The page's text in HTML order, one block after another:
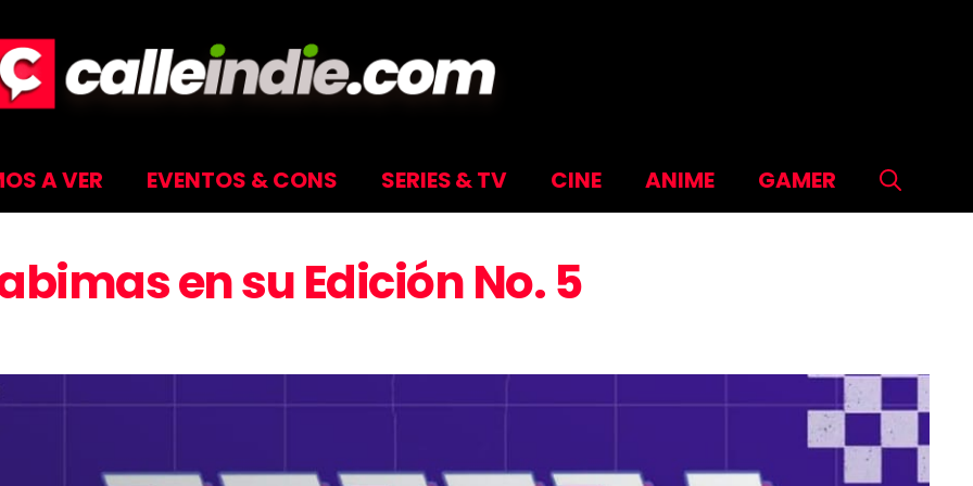
A VER EVENTOS & CONS SERIES & TV CINE ANIME GAMER
en su Edición No. 5